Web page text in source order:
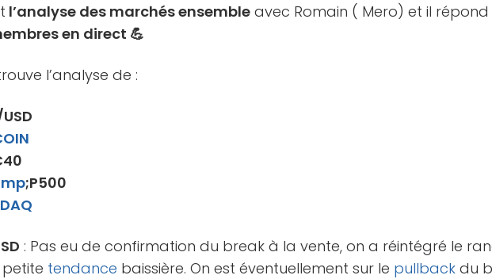
l’analyse des marchés ensemble avec Romain ( Mero) et il
en direct 💪
l’analyse de :
;P500
: Pas eu de confirmation du break à la vente, on a réintégré le
tendance baissière. On est éventuellement sur le pullback du